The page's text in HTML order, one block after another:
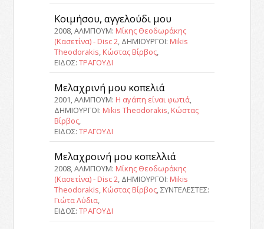
Κοιμήσου, αγγελούδι μου
2008, ΑΛΜΠΟΥΜ: Μίκης Θεοδωράκης
(Κασετίνα) - Disc 2, ΔΗΜΙΟΥΡΓΟΙ: Mikis
Theodorakis, Κώστας Βίρβος,
ΕΙΔΟΣ: ΤΡΑΓΟΥΔΙ
Μελαχρινή μου κοπελιά
2001, ΑΛΜΠΟΥΜ: Η αγάπη είναι φωτιά,
ΔΗΜΙΟΥΡΓΟΙ: Mikis Theodorakis, Κώστας
Βίρβος,
ΕΙΔΟΣ: ΤΡΑΓΟΥΔΙ
Μελαχροινή μου κοπελλιά
2008, ΑΛΜΠΟΥΜ: Μίκης Θεοδωράκης
(Κασετίνα) - Disc 2, ΔΗΜΙΟΥΡΓΟΙ: Mikis
Theodorakis, Κώστας Βίρβος, ΣΥΝΤΕΛΕΣΤΕΣ:
Γιώτα Λύδια,
ΕΙΔΟΣ: ΤΡΑΓΟΥΔΙ